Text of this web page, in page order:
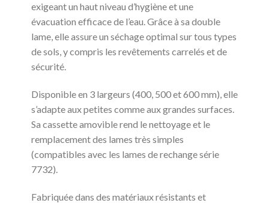
exigeant un haut niveau d’hygiène et une
évacuation efficace de l’eau. Grâce à sa double
lame, elle assure un séchage optimal sur tous types
de sols, y compris les revêtements carrelés et de
sécurité.
Disponible en 3 largeurs (400, 500 et 600 mm), elle
s’adapte aux petites comme aux grandes surfaces.
Sa cassette amovible rend le nettoyage et le
remplacement des lames très simples
(compatibles avec les lames de rechange série
7732).
Fabriquée dans des matériaux résistants et